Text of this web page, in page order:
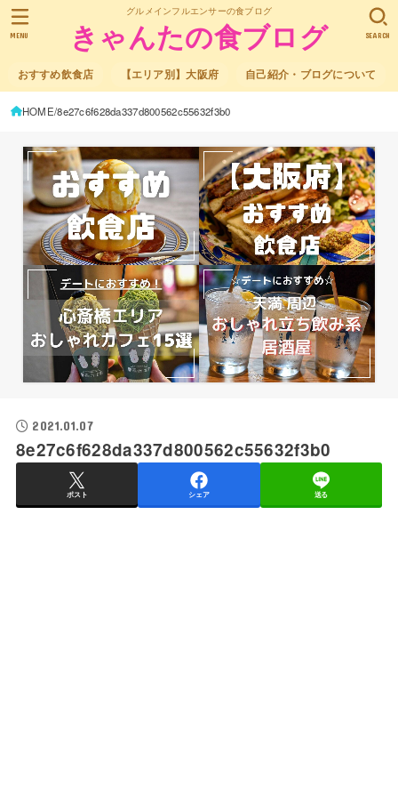
グルメインフルエンサーの食ブログ
きゃんたの食ブログ
おすすめ飲食店 【エリア別】大阪府 自己紹介・ブログについて
SEARCH
MENU
HOME 8e27c6f628da337d800562c55632f3b0
2021.01.07
8e27c6f628da337d800562c55632f3b0
ポスト シェア 送る